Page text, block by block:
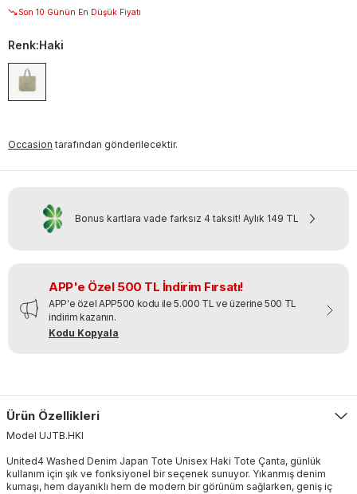
Son 10 Günün En Düşük Fiyatı
Renk:Haki
Occasion tarafından gönderilecektir.
Bonus kartlara vade farksız 4 taksit! Aylık 149 TL
APP'e Özel 500 TL İndirim Fırsatı!
APP'e özel APP500 kodu ile 5.000 TL ve üzerine 500 TL
indirim kazanın.
Kodu Kopyala
Ürün Özellikleri
Model UJTB.HKI
United4 Washed Denim Japan Tote Unisex Haki Tote Çanta, günlük
kullanım için şık ve fonksiyonel bir seçenek sunuyor. Yıkanmış denim
kumaşı, hem dayanıklı hem de modern bir görünüm sağlarken, geniş iç